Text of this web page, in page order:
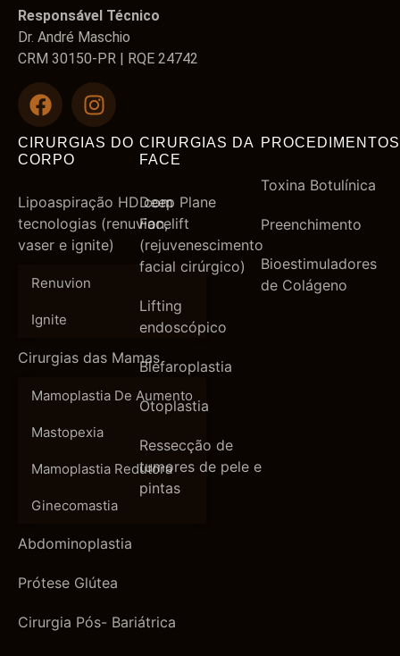
Responsável Técnico
Dr. André Maschio
CRM 30150-PR | RQE 24742
CIRURGIAS DO
CORPO
Lipoaspiração HD com
tecnologias (renuvion,
vaser e ignite)
Renuvion
Ignite
Cirurgias das Mamas
Mamoplastia De Aumento
Mastopexia
Mamoplastia Redutora
Ginecomastia
Abdominoplastia
Prótese Glútea
Cirurgia Pós- Bariátrica
CIRURGIAS DA
FACE
Deep Plane
Facelift
(rejuvenescimento
facial cirúrgico)
Lifting
endoscópico
Blefaroplastia
Otoplastia
Ressecção de
tumores de pele e
pintas
PROCEDIMENTOS
Toxina Botulínica
Preenchimento
Bioestimuladores
de Colágeno